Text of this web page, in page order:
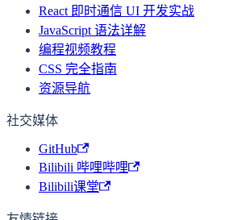
React 即时通信 UI 开发实战
JavaScript 语法详解
编程视频教程
CSS 完全指南
资源导航
社交媒体
GitHub
Bilibili 哔哩哔哩
Bilibili课堂